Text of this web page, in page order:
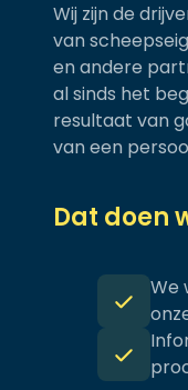
Wij zijn de
van
en andere
al sinds het
resultaat van
van een
Dat doen
We